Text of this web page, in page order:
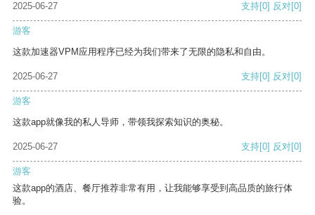
2025-06-27
支持[0] 反对[0]
游客
这款加速器VPM应用程序已经为我们带来了无限的隐私和自由。
2025-06-27 支持[0] 反对[0]
游客
这款app就像我的私人导师，带领我探索知识的奥秘。
2025-06-27 支持[0] 反对[0]
游客
这款app的酒店、餐厅推荐非常有用，让我能够享受到高品质的旅行体
验。